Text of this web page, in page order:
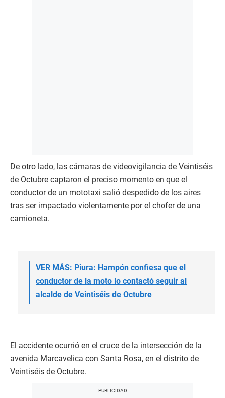
De otro lado, las cámaras de videovigilancia de Veintiséis
de Octubre captaron el preciso momento en que el
conductor de un mototaxi salió despedido de los aires
tras ser impactado violentamente por el chofer de una
camioneta.
VER MÁS: Piura: Hampón confiesa que el
conductor de la moto lo contactó seguir al
alcalde de Veintiséis de Octubre
El accidente ocurrió en el cruce de la intersección de la
avenida Marcavelica con Santa Rosa, en el distrito de
Veintiséis de Octubre.